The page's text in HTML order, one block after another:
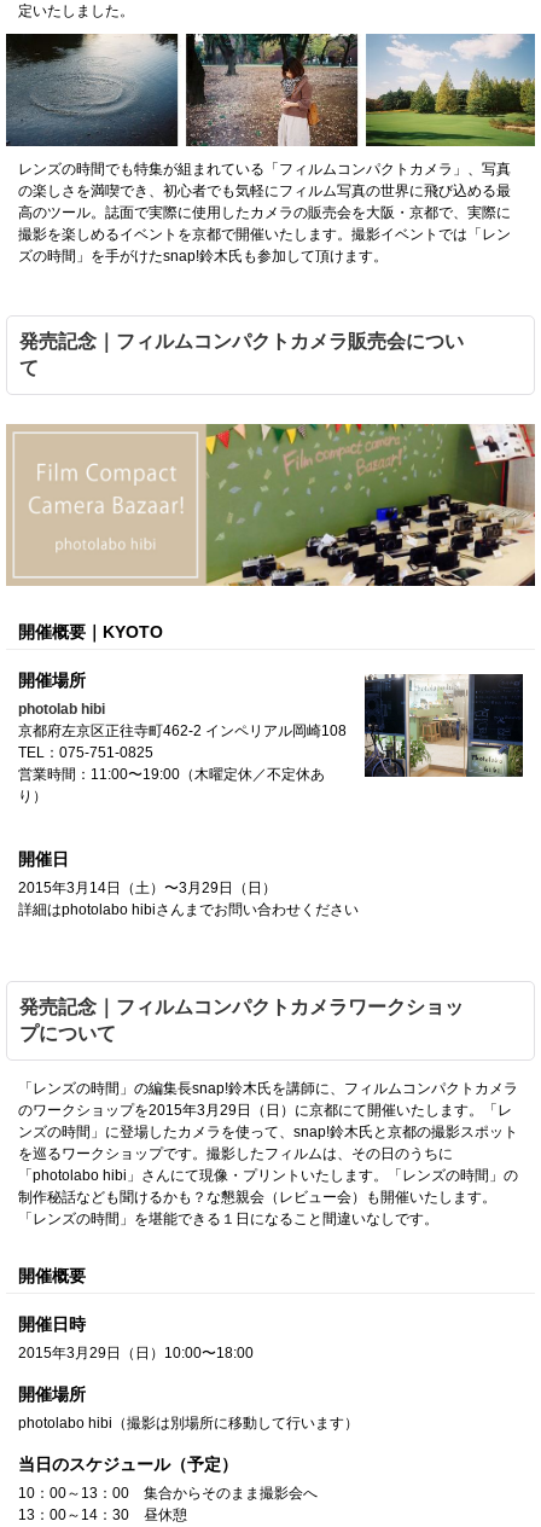
定いたしました。
レンズの時間でも特集が組まれている「フィルムコンパクトカメラ」、写真
の楽しさを満喫でき、初心者でも気軽にフィルム写真の世界に飛び込める最
高のツール。誌面で実際に使用したカメラの販売会を大阪・京都で、実際に
撮影を楽しめるイベントを京都で開催いたします。撮影イベントでは「レン
ズの時間」を手がけたsnap!鈴木氏も参加して頂けます。
発売記念｜フィルムコンパクトカメラ販売会につい
て
開催概要｜KYOTO
開催場所
photolab hibi
京都府左京区正往寺町462-2 インペリアル岡崎108
TEL：075-751-0825
営業時間：11:00〜19:00（木曜定休／不定休あ
り）
開催日
2015年3月14日（土）〜3月29日（日）
詳細はphotolabo hibiさんまでお問い合わせください
発売記念｜フィルムコンパクトカメラワークショッ
プについて
「レンズの時間」の編集長snap!鈴木氏を講師に、フィルムコンパクトカメラ
のワークショップを2015年3月29日（日）に京都にて開催いたします。「レ
ンズの時間」に登場したカメラを使って、snap!鈴木氏と京都の撮影スポット
を巡るワークショップです。撮影したフィルムは、その日のうちに
「photolabo hibi」さんにて現像・プリントいたします。「レンズの時間」の
制作秘話なども聞けるかも？な懇親会（レビュー会）も開催いたします。
「レンズの時間」を堪能できる１日になること間違いなしです。
開催概要
開催日時
2015年3月29日（日）10:00〜18:00
開催場所
photolabo hibi（撮影は別場所に移動して行います）
当日のスケジュール（予定）
10：00～13：00 集合からそのまま撮影会へ
13：00～14：30 昼休憩